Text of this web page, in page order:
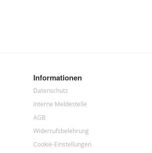
Informationen
Datenschutz
Interne Meldestelle
AGB
Widerrufsbelehrung
Cookie-Einstellungen